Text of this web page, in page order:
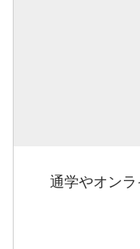
通学やオン